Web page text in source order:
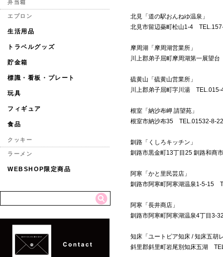
北見「道の駅おんねゆ温泉」
北見市留辺蘂町松山1-4
摩周湖「摩周湖営業所」
川上郡弟子屈町摩周湖第一展望
硫黄山「硫黄山営業所」
川上郡弟子屈町字川湯 TEL.015-
根室「納沙布岬 請望苑」
根室市納沙布35 TEL.01532-8-
釧路「くしろキッチン」
釧路市黒金町13丁目25 釧路和商
阿寒「かと里民芸店」
釧路市阿寒町阿寒湖温泉1-5-15
阿寒「長井商店」
釧路市阿寒町阿寒湖温泉4丁目3-
知床「ユートピア知床 / 知床五胡
斜里郡斜里町岩尾別知床五湖
弁当箱
エプロン
生活用品
トラベルグッズ
貯金箱
標識・看板・プレート
玩具
フィギュア
食品
クッキー
ラーメン
WEBSHOP限定商品